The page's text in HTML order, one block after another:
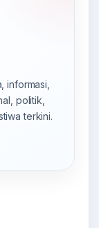
informasi,
politik,
terkini.